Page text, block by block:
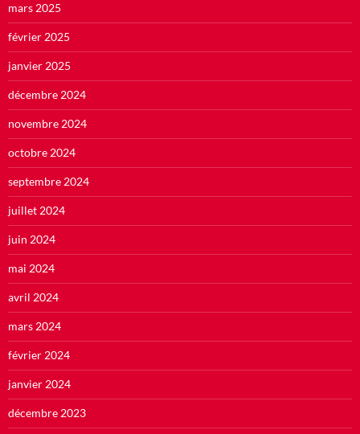
mars 2025
février 2025
janvier 2025
décembre 2024
novembre 2024
octobre 2024
septembre 2024
juillet 2024
juin 2024
mai 2024
avril 2024
mars 2024
février 2024
janvier 2024
décembre 2023